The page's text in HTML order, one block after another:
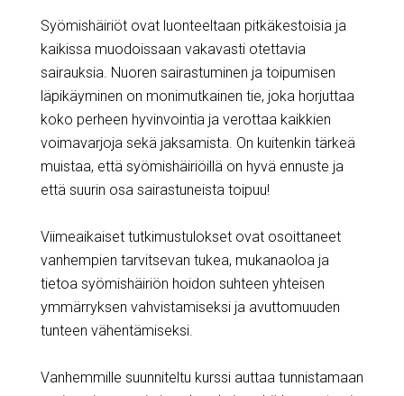
Syömishäiriöt ovat luonteeltaan pitkäkestoisia ja
kaikissa muodoissaan vakavasti otettavia
sairauksia. Nuoren sairastuminen ja toipumisen
läpikäyminen on monimutkainen tie, joka horjuttaa
koko perheen hyvinvointia ja verottaa kaikkien
voimavarjoja sekä jaksamista. On kuitenkin tärkeä
muistaa, että syömishäiriöillä on hyvä ennuste ja
että suurin osa sairastuneista toipuu!
Viimeaikaiset tutkimustulokset ovat osoittaneet
vanhempien tarvitsevan tukea, mukanaoloa ja
tietoa syömishäiriön hoidon suhteen yhteisen
ymmärryksen vahvistamiseksi ja avuttomuuden
tunteen vähentämiseksi.
Vanhemmille suunniteltu kurssi auttaa tunnistamaan